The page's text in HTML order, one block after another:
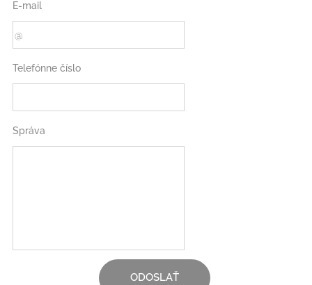
E-mail
Telefónne číslo
Správa
ODOSLAŤ